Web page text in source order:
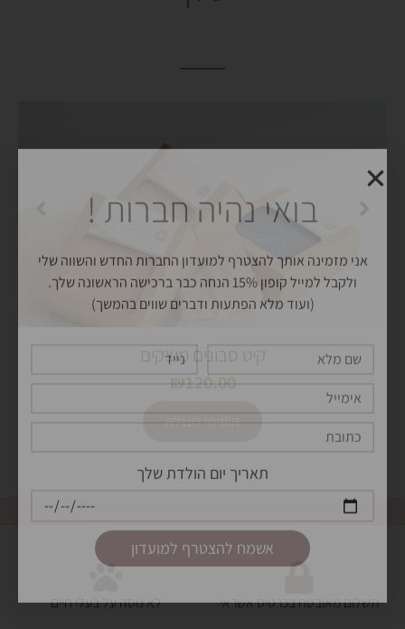
קיט סבונים מוצקים
₪120.00
הוסיפי לעגלה
תשלום מאובטח בכרטיס אשראי לא נוסה על בעלי חיים
ולקבל למייל קופון 15% הנחה כבר ברכישה הראשונה שלך.
שם
מלא
נייד
אימייל
כתובת
תאריך יום הולדת שלך
אשמח להצטרף למועדון